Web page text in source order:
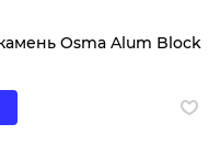
Osma Alum Block